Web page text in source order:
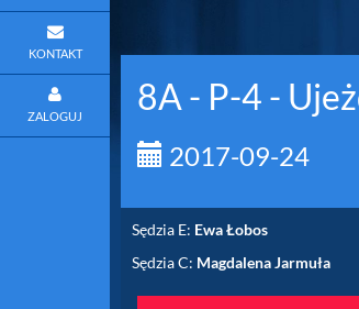
KONTAKT
ZALOGUJ 8A - P-4 -
2017-09-24
Sędzia E: Ewa Łobos
Sędzia C: Magdalena Jarmuła